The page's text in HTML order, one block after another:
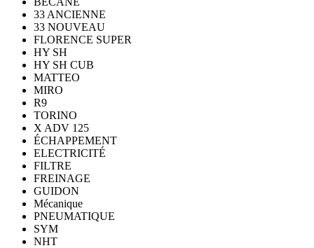
33 ANCIENNE
33 NOUVEAU
FLORENCE SUPER
HY SH
HY SH CUB
MATTEO
MIRO
R9
TORINO
X ADV 125
ÉCHAPPEMENT
ELECTRICITÉ
FILTRE
FREINAGE
GUIDON
Mécanique
PNEUMATIQUE
SYM
NHT